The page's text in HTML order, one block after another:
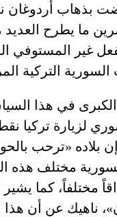
بذهاب أردوغان
ما يطرح العديد
غير المستوفي
في هذا
لزيارة تركيا
إن بلاده «ترحب
مختلف هذه
كما يشير
ناهيك عن أن هذا